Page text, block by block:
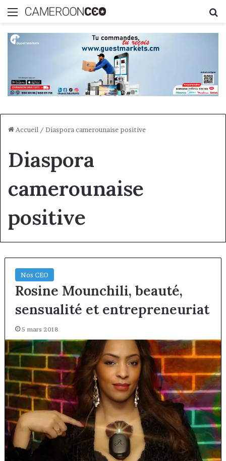
Menu
Accueil / Diaspora camerounaise positive
Diaspora
camerounaise
positive
Nos CEO
Rosine Mounchili, beauté,
sensualité et entrepreneuriat
5 mars 2018